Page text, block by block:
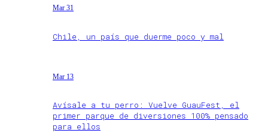
Mar 31
Chile, un país que duerme poco y mal
Mar 13
Avísale a tu perro: Vuelve GuauFest, el
primer parque de diversiones 100% pensado
para ellos